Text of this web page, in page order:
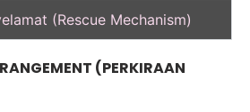
(Rescue Mechanism)
(PERKIRAAN